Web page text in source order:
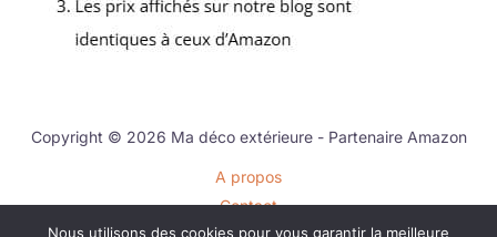
Copyright © 2026 Ma déco extérieure - Partenaire Amazon
A propos
Contact
Nous utilisons des cookies pour vous garantir la meilleure